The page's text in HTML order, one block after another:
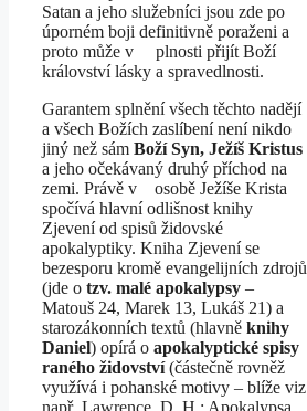
Satan a jeho služebníci jsou zde po
úporném boji definitivně poraženi a
proto může v plnosti přijít Boží
království lásky a spravedlnosti.
Garantem splnění všech těchto nadějí
a všech Božích zaslíbení není nikdo
jiný než sám Boží Syn, Ježíš Kristus
a jeho očekávaný druhý příchod na
zemi. Právě v osobě Ježíše Krista
spočívá hlavní odlišnost knihy
Zjevení od spisů židovské
apokalyptiky. Kniha Zjevení se
bezesporu kromě evangelijních zdrojů
(jde o tzv. malé apokalypsy –
Matouš 24, Marek 13, Lukáš 21) a
starozákonních textů (hlavně knihy
Daniel) opírá o apokalyptické spisy
raného židovství(částečně rovněž
využívá i pohanské motivy – blíže viz